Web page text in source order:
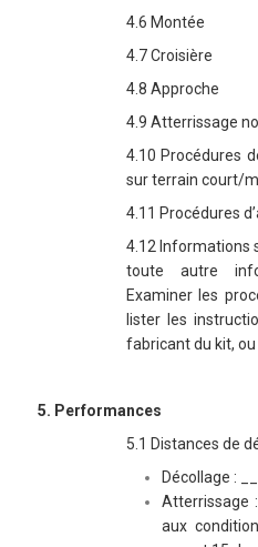
4.6 Montée
4.7 Croisière
4.8 Approche
4.9 Atterrissage
4.10 Procédures
sur terrain court/
4.11 Procédures
4.12 Informations
toute autre
Examiner les
lister les
fabricant du kit,
5. Performances
5.1 Distances de
Décollage :
Atterrissage
aux